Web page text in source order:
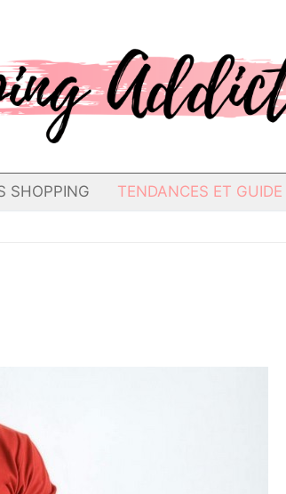
SHOPPING TENDANCES ET